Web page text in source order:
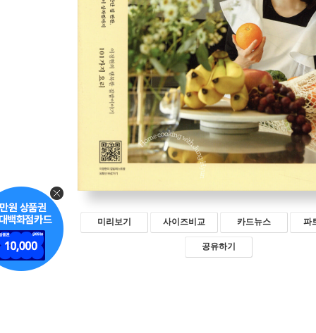
미리보기 사이즈비교 카드뉴스 파
공유하기